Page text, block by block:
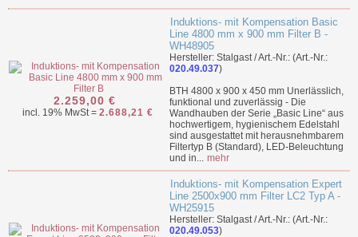
2.259,00 €
incl. 19% MwSt = 2.688,21 €
Induktions- mit Kompensation Basic
Line 4800 mm x 900 mm Filter B -
WH48905
Hersteller: Stalgast / Art.-Nr.: (Art.-Nr.:
020.49.037)
BTH 4800 x 900 x 450 mm Unerlässlich,
funktional und zuverlässig - Die
Wandhauben der Serie „Basic Line“ aus
hochwertigem, hygienischem Edelstahl
sind ausgestattet mit herausnehmbarem
Filtertyp B (Standard), LED-Beleuchtung
und in... mehr
Induktions- mit Kompensation Expert
Line 2500x900 mm Filter LC2 Typ A -
WH25915
Hersteller: Stalgast / Art.-Nr.: (Art.-Nr.:
020.49.053)